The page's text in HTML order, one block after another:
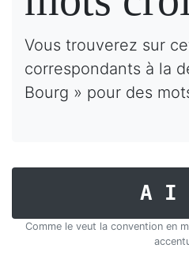
Vous trouverez sur
correspondants à la
Bourg » pour des
Comme le veut la convention en